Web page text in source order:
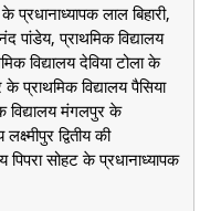
प्रधानाध्यापक लाल बिहारी,
पांडेय, प्राथमिक विद्यालय
विद्यालय देविया टोला के
प्राथमिक विद्यालय पैसिया
विद्यालय मंगलपुर के
द्वितीय की
पिपरा सोहट के प्रधानाध्यापक